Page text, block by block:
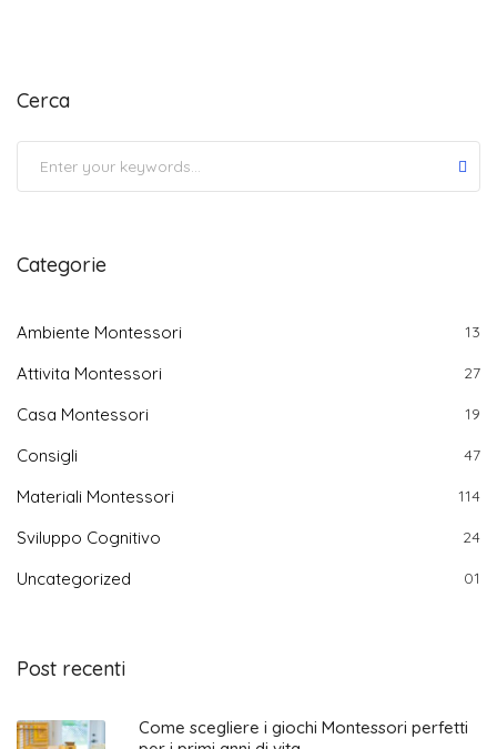
Cerca
Categorie
Ambiente Montessori 13
Attivita Montessori 27
Casa Montessori 19
Consigli 47
Materiali Montessori 114
Sviluppo Cognitivo 24
Uncategorized 01
Post recenti
Come scegliere i giochi Montessori perfetti